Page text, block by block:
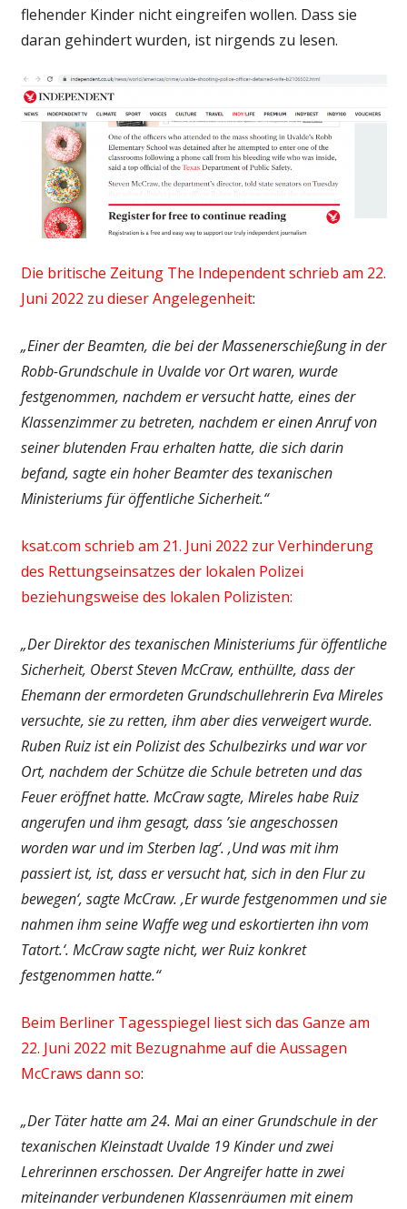
flehender Kinder nicht eingreifen wollen. Dass sie
daran gehindert wurden, ist nirgends zu lesen.
Die britische Zeitung The Independent schrieb am 22.
Juni 2022 zu dieser Angelegenheit:
„Einer der Beamten, die bei der Massenerschießung in der
Robb-Grundschule in Uvalde vor Ort waren, wurde
festgenommen, nachdem er versucht hatte, eines der
Klassenzimmer zu betreten, nachdem er einen Anruf von
seiner blutenden Frau erhalten hatte, die sich darin
befand, sagte ein hoher Beamter des texanischen
Ministeriums für öffentliche Sicherheit.“
ksat.com schrieb am 21. Juni 2022 zur Verhinderung
des Rettungseinsatzes der lokalen Polizei
beziehungsweise des lokalen Polizisten:
„Der Direktor des texanischen Ministeriums für öffentliche
Sicherheit, Oberst Steven McCraw, enthüllte, dass der
Ehemann der ermordeten Grundschullehrerin Eva Mireles
versuchte, sie zu retten, ihm aber dies verweigert wurde.
Ruben Ruiz ist ein Polizist des Schulbezirks und war vor
Ort, nachdem der Schütze die Schule betreten und das
Feuer eröffnet hatte. McCraw sagte, Mireles habe Ruiz
angerufen und ihm gesagt, dass ’sie angeschossen
worden war und im Sterben lag‘. ‚Und was mit ihm
passiert ist, ist, dass er versucht hat, sich in den Flur zu
bewegen‘, sagte McCraw. ‚Er wurde festgenommen und sie
nahmen ihm seine Waffe weg und eskortierten ihn vom
Tatort.‘. McCraw sagte nicht, wer Ruiz konkret
festgenommen hatte.“
Beim Berliner Tagesspiegel liest sich das Ganze am
22. Juni 2022 mit Bezugnahme auf die Aussagen
McCraws dann so:
„Der Täter hatte am 24. Mai an einer Grundschule in der
texanischen Kleinstadt Uvalde 19 Kinder und zwei
Lehrerinnen erschossen. Der Angreifer hatte in zwei
miteinander verbundenen Klassenräumen mit einem